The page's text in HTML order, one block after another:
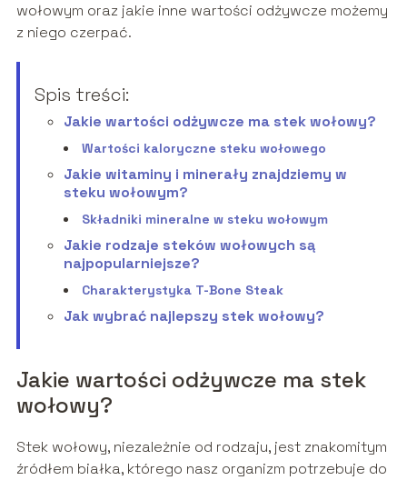
wołowym oraz jakie inne wartości odżywcze możemy
z niego czerpać.
Spis treści:
Jakie wartości odżywcze ma stek wołowy?
Wartości kaloryczne steku wołowego
Jakie witaminy i minerały znajdziemy w
steku wołowym?
Składniki mineralne w steku wołowym
Jakie rodzaje steków wołowych są
najpopularniejsze?
Charakterystyka T-Bone Steak
Jak wybrać najlepszy stek wołowy?
Jakie wartości odżywcze ma stek
wołowy?
Stek wołowy, niezależnie od rodzaju, jest znakomitym
źródłem białka, którego nasz organizm potrzebuje do